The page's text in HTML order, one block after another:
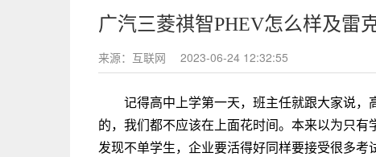
广汽三菱祺智PHEV怎么样及雷
来源：互联网 2023-06-24 12:32:55
记得高中上学第一天，班主任就跟大家说
的，我们都不应该在上面花时间。本来以为只有
发现不单学生，企业要活得好同样要接受很多